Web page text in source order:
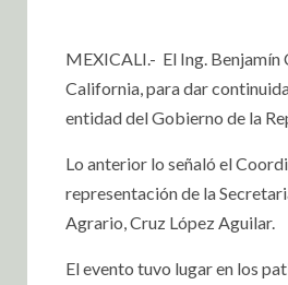
MEXICALI.- El Ing.
California, para dar
entidad del Gobierno de la
Lo anterior lo señaló el
representación de la
Agrario, Cruz López Aguilar.
El evento tuvo lugar en los